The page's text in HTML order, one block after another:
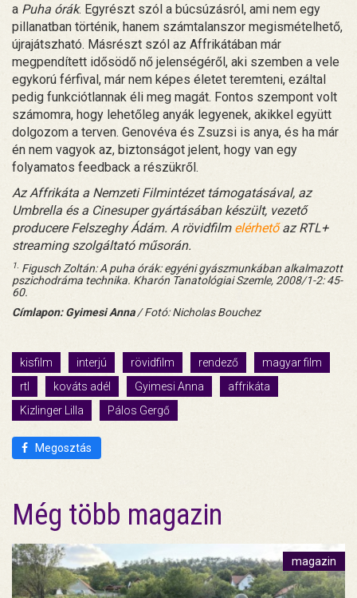
a Puha órák. Egyrészt szól a búcsúzásról, ami nem egy
pillanatban történik, hanem számtalanszor megismételhető,
újrajátszható. Másrészt szól az Affrikátában már
megpendített idősödő nő jelenségéről, aki szemben a vele
egykorú férfival, már nem képes életet teremteni, ezáltal
pedig funkciótlannak éli meg magát. Fontos szempont volt
számomra, hogy lehetőleg anyák legyenek, akikkel együtt
dolgozom a terven. Genovéva és Zsuzsi is anya, és ha már
én nem vagyok az, biztonságot jelent, hogy van egy
folyamatos feedback a részükről.
Az Affrikáta a Nemzeti Filmintézet támogatásával, az
Umbrella és a Cinesuper gyártásában készült, vezető
producere Felszeghy Ádám. A rövidfilm elérhetőaz RTL+
streaming szolgáltató műsorán.
1. Figusch Zoltán: A puha órák: egyéni gyászmunkában alkalmazott
pszichodráma technika. Kharón Tanatológiai Szemle, 2008/1-2: 45-
60.
Címlapon: Gyimesi Anna/ Fotó: Nicholas Bouchez
kisfilm interjú rövidfilm rendező
magyar film
rtl
kováts adél Gyimesi Anna
affrikáta
Kizlinger Lilla
Pálos Gergő
Megosztás
Még több magazin
magazin